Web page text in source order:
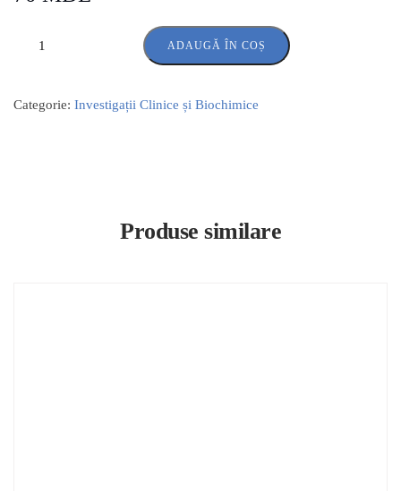
ADAUGĂ ÎN COȘ
Categorie: Investigații Clinice și Biochimice
Produse similare